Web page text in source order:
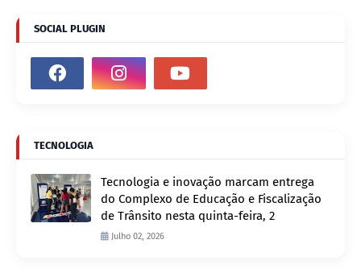
SOCIAL PLUGIN
TECNOLOGIA
Tecnologia e inovação marcam entrega
do Complexo de Educação e Fiscalização
de Trânsito nesta quinta-feira, 2
Julho 02, 2026